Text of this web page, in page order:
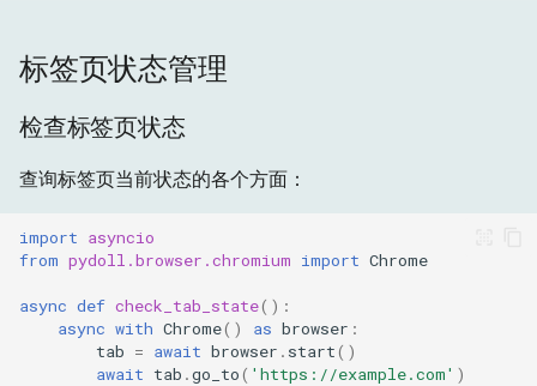
标签页状态管理
检查标签页状态
查询标签页当前状态的各个方面：
import asyncio
from pydoll.browser.chromium import Chrome
async def check_tab_state():
async with Chrome() as browser :
tab = await browser . start()
await tab .go_to( 'https://example.com' )